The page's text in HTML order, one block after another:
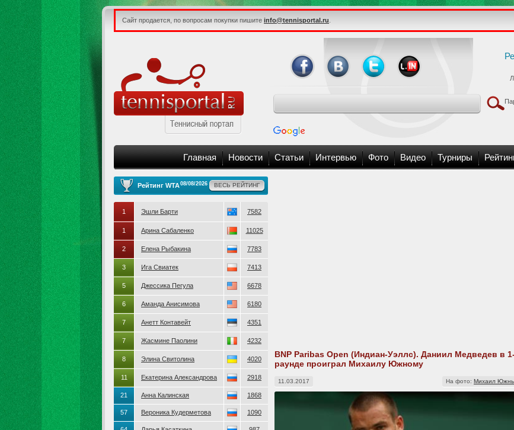
Сайт продается, по вопросам покупки пишите info@tennisportal.ru
Главная Новости Статьи Интервью Фото Видео Турниры
BNP Paribas Open (Индиан-Уэллс). Даниил Медведев в
раунде проиграл Михаилу Южному
На фото: Михаил
11.03.2017
Рейтинг WTA08/08/2026 ВЕСЬ РЕЙТИНГ
1 Эшли Барти 7582
1 Арина Сабаленко 11025
2 Елена Рыбакина 7783
3 Ига Свиатек 7413
5 Джессика Пегула 6678
6 Аманда Анисимова 6180
7 Анетт Контавейт 4351
7 Жасмине Паолини 4232
8 Элина Свитолина 4020
11 Екатерина Александрова 2918
21 Анна Калинская 1868
57 Вероника Кудерметова 1090